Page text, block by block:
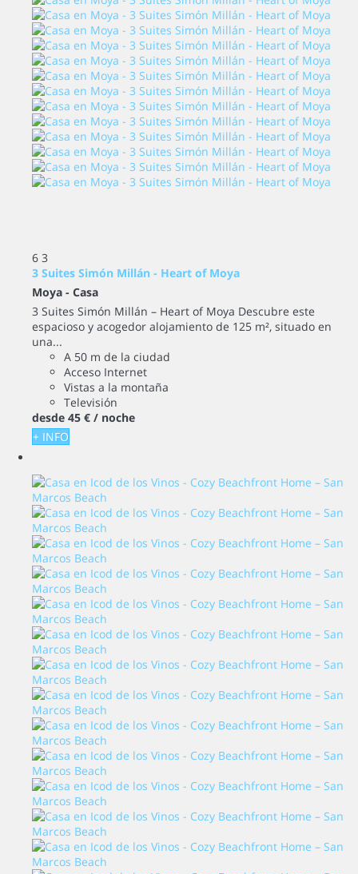
6 3
3 Suites Simón Millán - Heart of Moya
Moya - Casa
3 Suites Simón Millán – Heart of Moya Descubre este
espacioso y acogedor alojamiento de 125 m², situado en
una...
A 50 m de la ciudad
Acceso Internet
Vistas a la montaña
Televisión
desde 45 € / noche
+ INFO